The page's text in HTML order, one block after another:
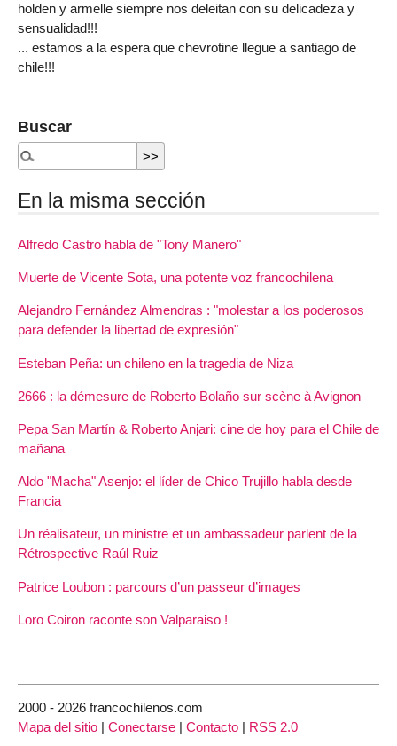
holden y armelle siempre nos deleitan con su delicadeza y
sensualidad!!!
... estamos a la espera que chevrotine llegue a santiago de
chile!!!
Buscar
En la misma sección
Alfredo Castro habla de "Tony Manero"
Muerte de Vicente Sota, una potente voz francochilena
Alejandro Fernández Almendras : "molestar a los poderosos
para defender la libertad de expresión"
Esteban Peña: un chileno en la tragedia de Niza
2666 : la démesure de Roberto Bolaño sur scène à Avignon
Pepa San Martín & Roberto Anjari: cine de hoy para el Chile de
mañana
Aldo "Macha" Asenjo: el líder de Chico Trujillo habla desde
Francia
Un réalisateur, un ministre et un ambassadeur parlent de la
Rétrospective Raúl Ruiz
Patrice Loubon : parcours d’un passeur d’images
Loro Coiron raconte son Valparaiso !
2000 - 2026 francochilenos.com
Mapa del sitio | Conectarse | Contacto | RSS 2.0